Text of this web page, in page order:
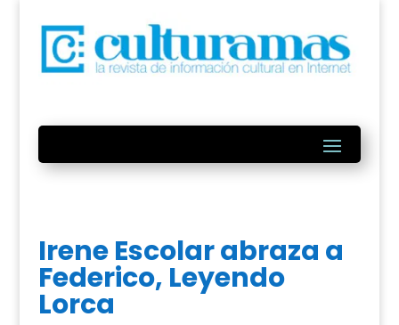
Irene Escolar abraza a
Federico, Leyendo
Lorca